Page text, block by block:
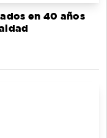
en 40 años